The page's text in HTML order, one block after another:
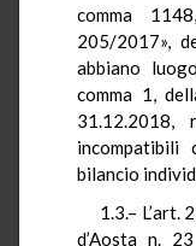
comma
205/2017»,
abbiano
comma 1,
31.12.2018,
bilancio
1.3.– L’art.
d’Aosta n.